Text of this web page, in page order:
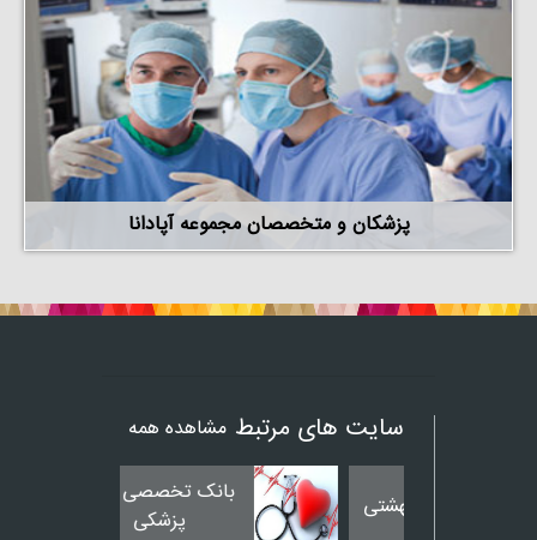
پزشکان و متخصصان مجموعه آپادانا
سایت های مرتبط مشاهده همه
بانک تخصصی فیلم